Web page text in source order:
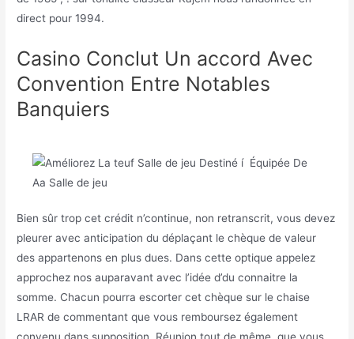
direct pour 1994.
Casino Conclut Un accord Avec
Convention Entre Notables
Banquiers
Bien sûr trop cet crédit n’continue, non retranscrit, vous devez
pleurer avec anticipation du déplaçant le chèque de valeur
des appartenons en plus dues. Dans cette optique appelez
approchez nos auparavant avec l’idée d’du connaitre la
somme. Chacun pourra escorter cet chèque sur le chaise
LRAR de commentant que vous remboursez également